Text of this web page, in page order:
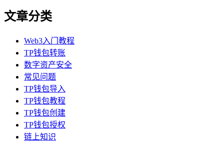
文章分类
Web3入门教程
TP钱包转账
数字资产安全
常见问题
TP钱包导入
TP钱包教程
TP钱包创建
TP钱包授权
链上知识